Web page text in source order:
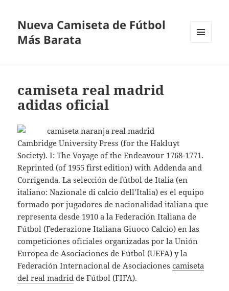
Nueva Camiseta de Fútbol
Más Barata
camiseta real madrid
adidas oficial
Cambridge University Press (for the Hakluyt
Society). I: The Voyage of the Endeavour 1768-1771.
Reprinted (of 1955 first edition) with Addenda and
Corrigenda. La selección de fútbol de Italia (en
italiano: Nazionale di calcio dell’Italia) es el equipo
formado por jugadores de nacionalidad italiana que
representa desde 1910 a la Federación Italiana de
Fútbol (Federazione Italiana Giuoco Calcio) en las
competiciones oficiales organizadas por la Unión
Europea de Asociaciones de Fútbol (UEFA) y la
Federación Internacional de Asociacionescamiseta
del real madrid de Fútbol (FIFA).